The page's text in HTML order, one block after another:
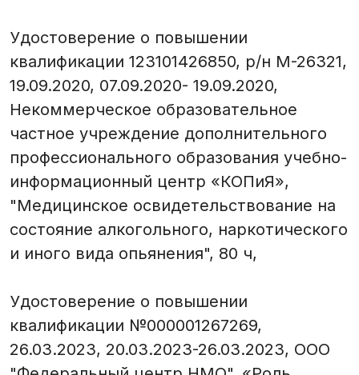
Удостоверение о повышении
квалификации 123101426850, р/н М-26321,
19.09.2020, 07.09.2020- 19.09.2020,
Некоммерческое образовательное
частное учреждение дополнительного
профессионального образования учебно-
информационный центр «КОПиЯ»,
"Медицинское освидетельствование на
состояние алкогольного, наркотического
и иного вида опьянения", 80 ч,
Удостоверение о повышении
квалификации №000001267269,
26.03.2023, 20.03.2023-26.03.2023, ООО